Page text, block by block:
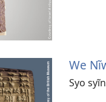
We
Syo